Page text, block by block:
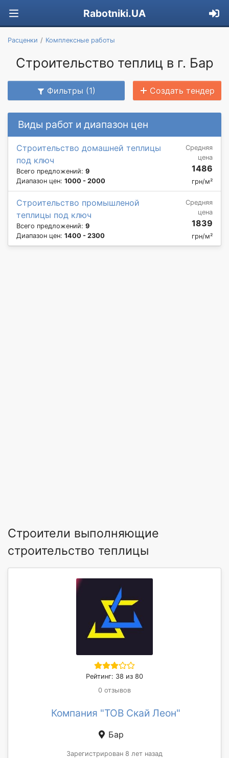
Rabotniki.UA
Расценки Комплексные работы
Строительство теплиц в г. Бар
Фильтры (1) Создать тендер
Виды работ и диапазон цен
Строительство домашней теплицы
под ключ
Всего предложений: 9
Диапазон цен: 1000 - 2000
Средняя
цена
1486
грн/м²
Строительство промышленой
теплицы под ключ
Всего предложений: 9
Диапазон цен: 1400 - 2300
Средняя
цена
1839
грн/м²
Строители выполняющие
строительство теплицы
Рейтинг: 38 из 80
0 отзывов
Компания "ТОВ Скай Леон"
Бар
Зарегистрирован 8 лет назад